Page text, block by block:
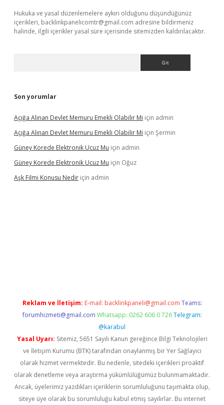
Hukuka ve yasal düzenlemelere aykırı olduğunu düşündüğünüz
içerikleri, backlinkpanelicomtr@gmail.com adresine bildirmeniz
halinde, ilgili içerikler yasal süre içerisinde sitemizden kaldırılacaktır.
Son yorumlar
Açığa Alınan Devlet Memuru Emekli Olabilir Mi için admin
Açığa Alınan Devlet Memuru Emekli Olabilir Mi için Şermin
Güney Korede Elektronik Ucuz Mu için admin
Güney Korede Elektronik Ucuz Mu için Oğuz
Aşk Filmi Konusu Nedir için admin
Reklam ve İletişim: E-mail: backlinkpaneli@gmail.com Teams:
forumhizmeti@gmail.com Whatsapp: 0262 606 0 726 Telegram:
@karabul
Yasal Uyarı: Sitemiz, 5651 Sayılı Kanun gereğince Bilgi Teknolojileri
ve İletişim Kurumu (BTK) tarafından onaylanmış bir Yer Sağlayıcı
olarak hizmet vermektedir. Bu nedenle, sitedeki içerikleri proaktif
olarak denetleme veya araştırma yükümlülüğümüz bulunmamaktadır.
Ancak, üyelerimiz yazdıkları içeriklerin sorumluluğunu taşımakta olup,
siteye üye olarak bu sorumluluğu kabul etmiş sayılırlar. Bu internet